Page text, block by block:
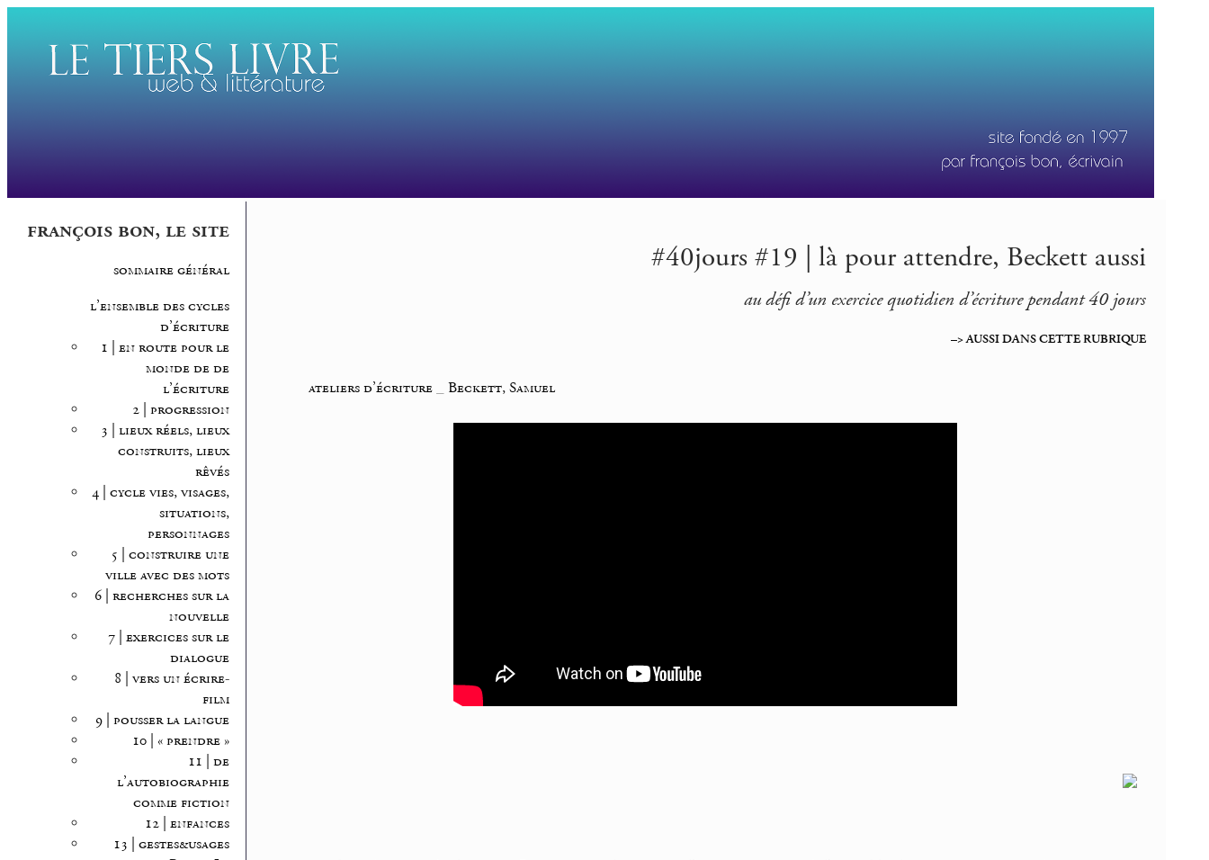
françois bon, le site
sommaire général
l’ensemble des cycles
d’écriture
1 | en route pour le
monde de de
l’écriture
2 | progression
3 | lieux réels, lieux
construits, lieux
rêvés
4 | cycle vies, visages,
situations,
personnages
5 | construire une
ville avec des mots
6 | recherches sur la
nouvelle
7 | exercices sur le
dialogue
8 | vers un écrire-
film
9 | pousser la langue
10 | « prendre »
11 | de
l’autobiographie
comme fiction
12 | enfances
13 | gestes&usages
#40jours #19 | là pour attendre, Beckett aussi
au défi d’un exercice quotidien d’écriture pendant 40 jours
–> AUSSI DANS CETTE RUBRIQUE
ateliers d’écriture _Beckett, Samuel